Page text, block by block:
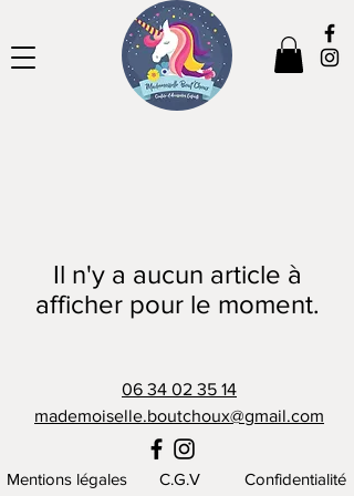
Il n'y a aucun article à
afficher pour le moment.
06 34 02 35 14
mademoiselle.boutchoux@gmail.com
Mentions légales C.G.V Confidentialité